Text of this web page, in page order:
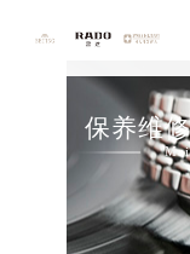
保养维
2026年6月